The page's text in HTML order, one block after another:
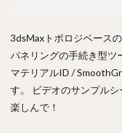
3dsMaxトポロジベース
パネリングの手続き型ツ
マテリアルID /
す。 ビデオのサンプルシ
楽しんで！